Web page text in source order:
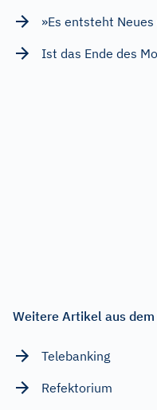
»Es entsteht
Ist das Ende des
Weitere Artikel aus
Telebanking
Refektorium